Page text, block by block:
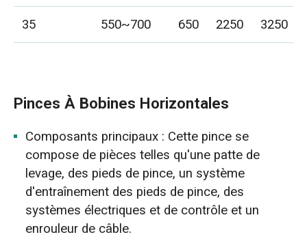
35
550~700 650 2250 3250
Pinces À Bobines Horizontales
Composants principaux : Cette pince se
compose de pièces telles qu'une patte de
levage, des pieds de pince, un système
d'entraînement des pieds de pince, des
systèmes électriques et de contrôle et un
enrouleur de câble.